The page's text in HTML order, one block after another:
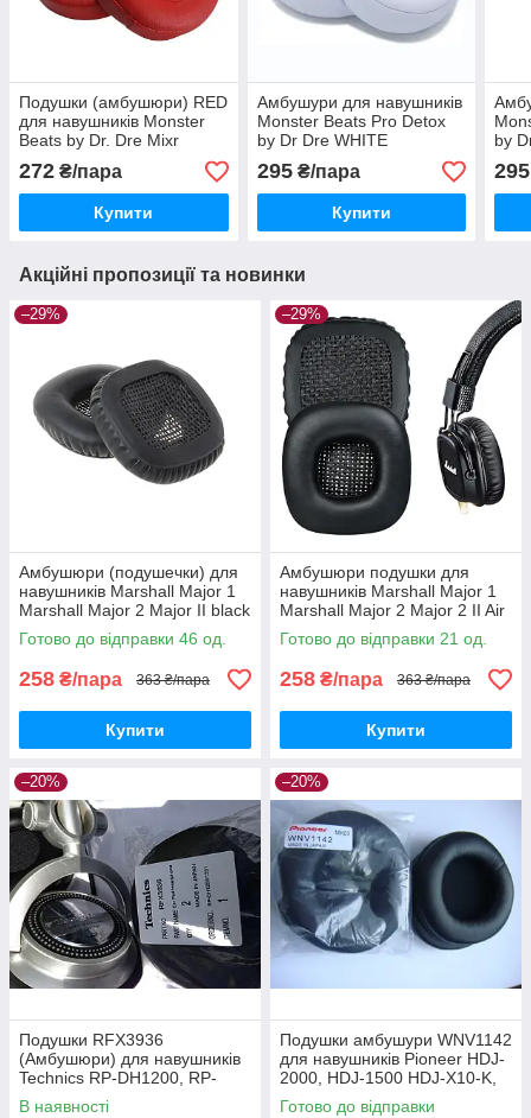
Подушки (амбушюри) RED
для навушників Monster
Beats by Dr. Dre Mixr
272 ₴/пара
Купити
Амбушури для навушників
Monster Beats Pro Detox
by Dr Dre WHITE
295₴/пара
Купити
by
295
Акційні пропозиції та новинки
–29%
Амбушюри (подушечки) для
навушників Marshall Major 1
Marshall Major 2 Major II black
Готово до відправки 46 од.
258 ₴/пара 363 ₴/пара
Купити
–29%
Амбушюри подушки для
навушників Marshall Major 1
Marshall Major 2 Major 2 II Air
Music Go Play Black
Готово до відправки 21 од.
258 ₴/пара 363 ₴/пара
Купити
–20%
Подушки RFX3936
(Амбушюри) для навушників
Technics RP-DH1200, RP-
DH1201, RP-DH1250
В наявності
–20%
Подушки амбушури WNV1142
для навушників Pioneer HDJ-
2000, HDJ-1500 HDJ-X10-K,
HDJ-X5, HDJ-X7
Готово до відправки